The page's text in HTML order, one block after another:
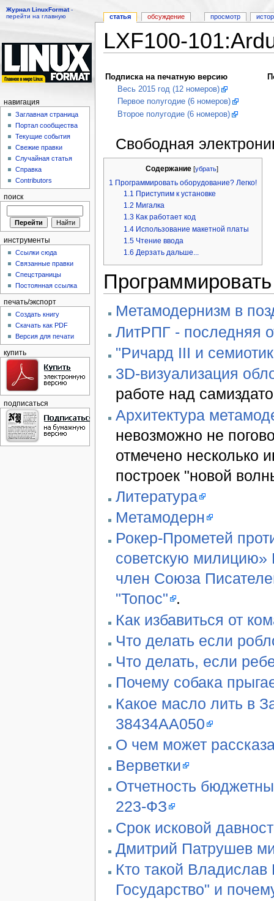
Журнал LinuxFormat-
перейти на главную
LXF100-
Подписка на печатную версию
Весь 2015 год (12 номеров)
Первое полугодие (6 номеров)
Второе полугодие (6 номеров)
Свободная
Содержание[убрать]
1 Программировать оборудование? Легко!
1.1 Приступим к установке
1.2 Мигалка
1.3 Как работает код
1.4 Использование макетной платы
1.5 Чтение ввода
1.6 Дерзать дальше...
Метамодернизм в
ЛитРПГ - последняя
"Ричард III и
3D-визуализация
работе над
Архитектура
невозможно не
отмечено несколько
построек "новой
Литература
Метамодерн
Рокер-Прометей
советскую
член Союза
"Топос" .
Как избавиться от
Что делать если
Что делать, если
Почему собака
Какое масло лить в
38434AA050
О чем может
Верветки
Отчетность
223-ФЗ
Срок исковой
Дмитрий Патрушев
Кто такой
Государство" и
статья обсуждение просмотр
навигация
Заглавная страница
Портал сообщества
Текущие события
Свежие правки
Случайная статья
Справка
Contributors
поиск
инструменты
Ссылки сюда
Связанные правки
Спецстраницы
Постоянная ссылка
печать/экспорт
Создать книгу
Скачать как PDF
Версия для печати
купить
подписаться